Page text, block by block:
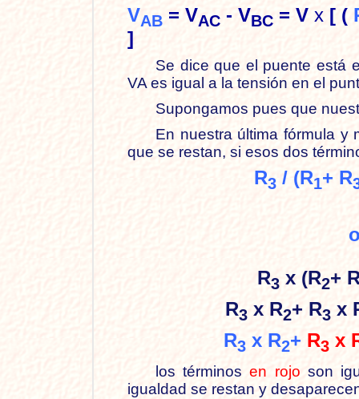
VAB = VAC - VBC = V x [ (
]
Se dice que el puente está
VA es igual a la tensión en el
Supongamos pues que
En nuestra última fórmula y
que se restan, si esos dos
R3 / (R1+ R
R3 x (R2+
R3 x R2+ R3 x
R3 x R2+ R3 x
los términosen rojo son
igualdad se restan y